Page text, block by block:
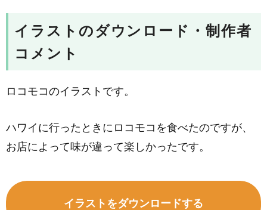
イラストのダウンロード・制作者
コメント
ロコモコのイラストです。
ハワイに行ったときにロコモコを食べたのですが、
お店によって味が違って楽しかったです。
イラストをダウンロードする